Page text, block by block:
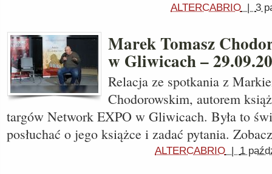
ALTERCABRIO | 3
Marek Tomasz
w Gliwicach –
Relacja ze spotkania z
Chodorowskim, autorem
targów Network EXPO w Gliwicach. Była to
posłuchać o jego książce i zadać pytania.
ALTERCABRIO | 1